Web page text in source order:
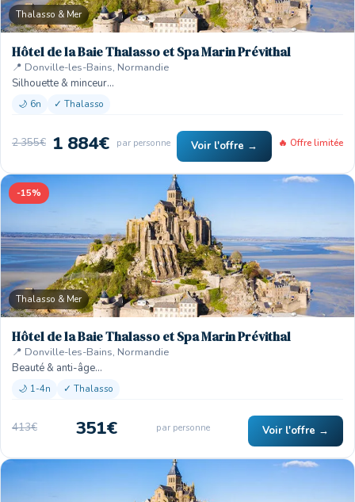
Thalasso & Mer
Hôtel de la Baie Thalasso et Spa Marin Prévithal
📍 Donville-les-Bains, Normandie
Silhouette & minceur…
🌙 6n ✓ Thalasso
2 355€ 1 884€ par personne Voir l'offre → 🔥 Offre limitée
-15%
Thalasso & Mer
Hôtel de la Baie Thalasso et Spa Marin Prévithal
📍 Donville-les-Bains, Normandie
Beauté & anti-âge…
🌙 1-4n ✓ Thalasso
413€ 351€ par personne Voir l'offre →